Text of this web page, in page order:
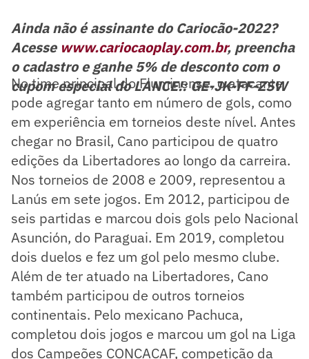
Ainda não é assinante do Cariocão-2022?
Acesse www.cariocaoplay.com.br, preencha
o cadastro e ganhe 5% de desconto com o
cupom especial do LANCE!: GE-JK-FF-ZSW
No time principal do Fluminense, o atacante
pode agregar tanto em número de gols, como
em experiência em torneios deste nível. Antes
chegar no Brasil, Cano participou de quatro
edições da Libertadores ao longo da carreira.
Nos torneios de 2008 e 2009, representou a
Lanús em sete jogos. Em 2012, participou de
seis partidas e marcou dois gols pelo Nacional
Asunción, do Paraguai. Em 2019, completou
dois duelos e fez um gol pelo mesmo clube.
Além de ter atuado na Libertadores, Cano
também participou de outros torneios
continentais. Pelo mexicano Pachuca,
completou dois jogos e marcou um gol na Liga
dos Campeões CONCACAF, competição da